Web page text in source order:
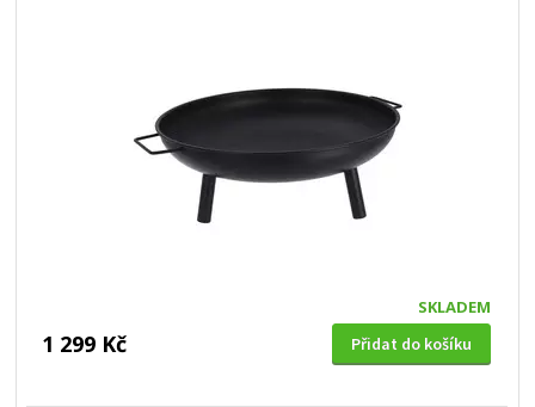
SKLADEM
1 299 Kč Přidat do košíku